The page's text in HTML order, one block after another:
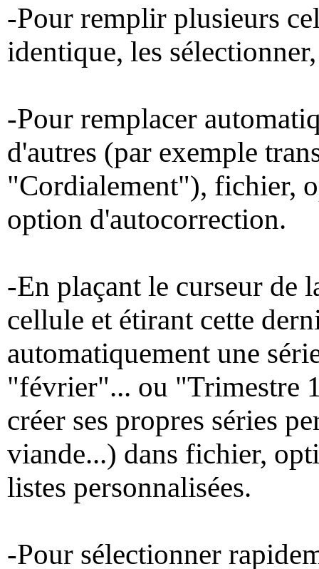
-Pour remplir plusieurs
identique, les
-Pour remplacer
d'autres (par exemple
"Cordialement"), fichier,
option d'autocorrection.
-En plaçant le curseur de
cellule et étirant cette
automatiquement une
"février"... ou "Trimestre
créer ses propres séries
viande...) dans fichier,
listes personnalisées.
-Pour sélectionner